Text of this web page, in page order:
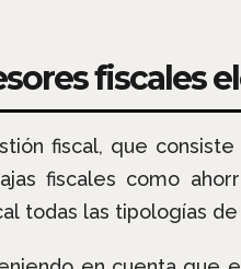
fiscales
fiscal, que consiste
fiscales como
todas las tipologías